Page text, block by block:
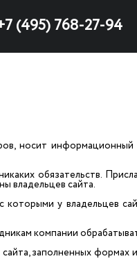
(495) 768-27-94
носит
обязательств.
владельцев сайта.
у владельцев
компании
заполненных